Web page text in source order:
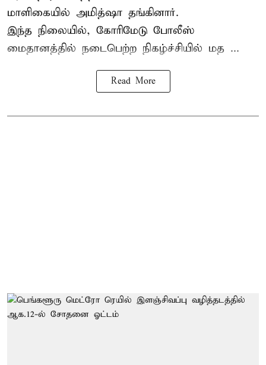
மாளிகையில் அமித்ஷா தங்கினார்.
இந்த நிலையில், கோரிமேடு போலீஸ்
மைதானத்தில் நடைபெற்ற நிகழ்ச்சியில் மத ...
Read More